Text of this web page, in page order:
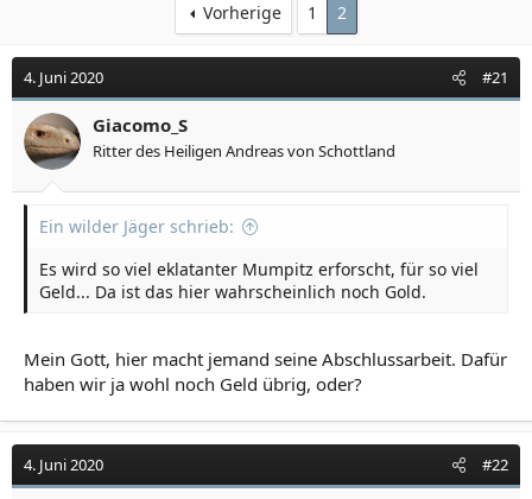
e
l
l
e
r
t
e
l
t
a
Vorherige
1 2
4. Juni 2020 #21
Giacomo_S
Ritter des Heiligen Andreas von Schottland
Ein wilder Jäger schrieb:
Es wird so viel eklatanter Mumpitz erforscht, für so viel
Geld... Da ist das hier wahrscheinlich noch Gold.
Mein Gott, hier macht jemand seine Abschlussarbeit. Dafür
haben wir ja wohl noch Geld übrig, oder?
4. Juni 2020 #22